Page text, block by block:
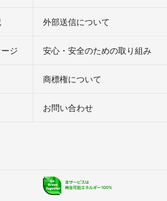
外部送信について
ジ 安心・安全のための取り組み
商標権について
お問い合わせ